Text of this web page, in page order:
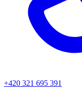
+420 321 695 391